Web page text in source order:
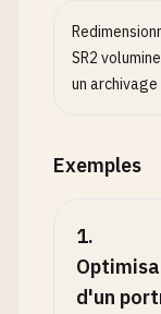
SR2
un
Exemples
1.
d'un